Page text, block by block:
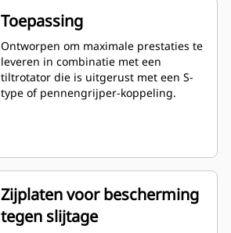
Toepassing
Ontworpen om maximale prestaties te
leveren in combinatie met een
tiltrotator die is uitgerust met een S-
type of pennengrijper-koppeling.
Zijplaten voor bescherming
tegen slijtage